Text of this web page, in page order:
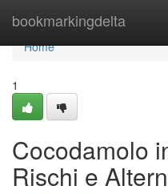
bookmarkingdelta
Home
Home
1
Cocodamolo
Rischi e